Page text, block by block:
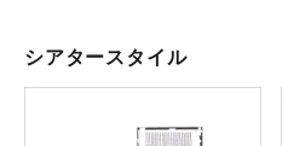
シアタースタイル